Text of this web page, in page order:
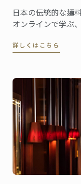
日本の伝統的な麺
オンラインで学ぶ
詳しくはこちら